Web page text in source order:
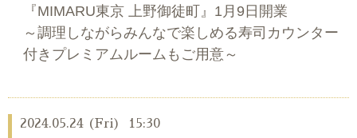
『MIMARU東京 上野御徒町』1月9日開業
～調理しながらみんなで楽しめる寿司カウンター
付きプレミアムルームもご用意～
2024.05.24 (Fri) 15:30